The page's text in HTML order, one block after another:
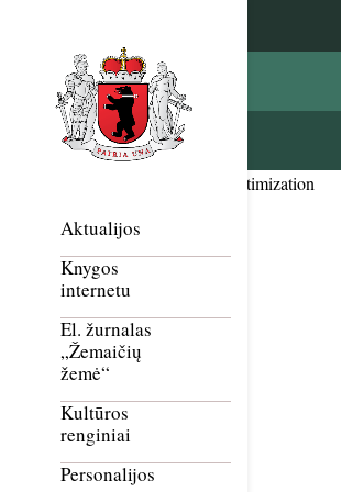
Aktualijos
Knygos
internetu
El. žurnalas
„Žemaičių
žemė“
Kultūros
renginiai
Personalijos
Smush Image Compression and Optimization